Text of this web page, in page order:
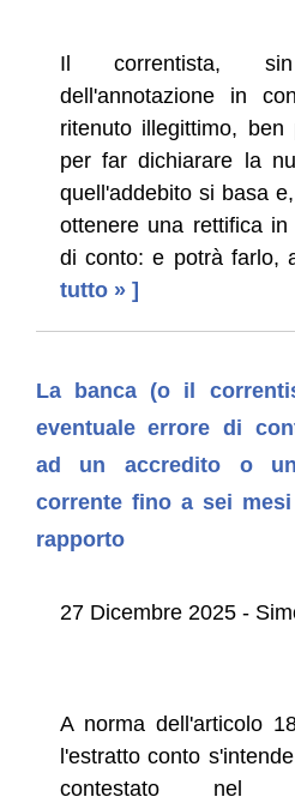
Il correntista,
dell'annotazione in
ritenuto illegittimo,
per far dichiarare la
quell'addebito si basa
ottenere una rettifica
di conto: e potrà farlo,
tutto » ]
La banca (o il
eventuale errore di
ad un accredito o
corrente fino a sei
rapporto
27 Dicembre 2025 -
A norma dell'articolo
l'estratto conto
contestato nel